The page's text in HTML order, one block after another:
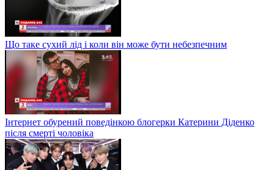
Що таке сухий лід і коли він може бути небезпечним
Інтернет обурений поведінкою блогерки Катерини Діденко
після смерті чоловіка